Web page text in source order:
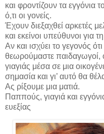
και φροντίζουν τα εγγόνια
ό,τι οι γονείς.
Έχουν διεξαχθεί αρκετές
και εκείνοι υπεύθυνοι για
Αν και ισχύει το γεγονός
θεωρούμαστε παιδαγωγοί,
γιαγιάς μέσα σε μια
σημασία και γι’ αυτό θα
Ας ρίξουμε μια ματιά.
Παππούς, γιαγιά και
ευεξίας